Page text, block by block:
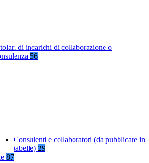
di incarichi di collaborazione o
56
Consulenti e collaboratori (da pubblicare in
tabelle) 29
87